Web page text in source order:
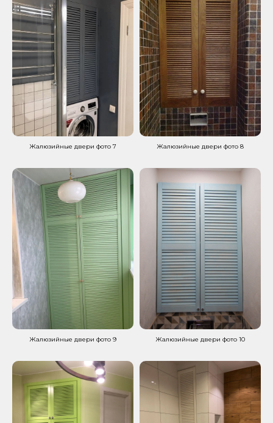
Жалюзийные двери фото 7 Жалюзийные двери фото 8
Жалюзийные двери фото 9 Жалюзийные двери фото 10